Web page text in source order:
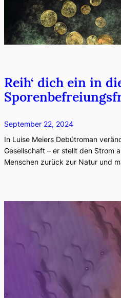
Reih‘ dich ein in
September 22, 2024
In Luise Meiers Debütroman
Gesellschaft – er stellt den Strom
Menschen zurück zur Natur und